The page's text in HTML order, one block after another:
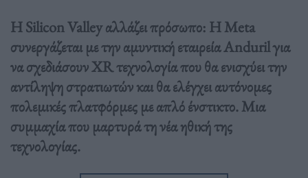
Η Silicon Valley αλλάζει πρόσωπο: Η Meta
συνεργάζεται με την αμυντική εταιρεία Anduril για
να σχεδιάσουν XR τεχνολογία που θα ενισχύει την
αντίληψη στρατιωτών και θα ελέγχει αυτόνομες
πολεμικές πλατφόρμες με απλό ένστικτο. Μια
συμμαχία που μαρτυρά τη νέα ηθική της
τεχνολογίας.